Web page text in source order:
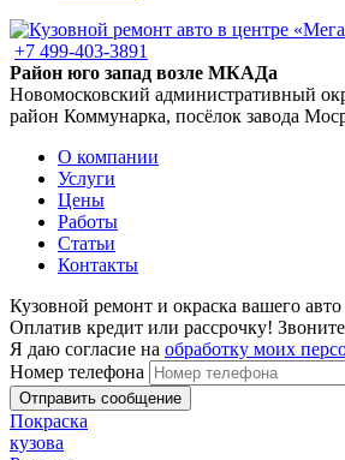
+7 499-403-3891
Район юго запад возле МКАДа
Новомосковский административный
район Коммунарка, посёлок завода
О компании
Услуги
Цены
Работы
Статьи
Контакты
Кузовной ремонт и окраска вашего
Оплатив кредит или рассрочку!
Я даю согласие на обработку моих
Номер телефона
Покраска
кузова